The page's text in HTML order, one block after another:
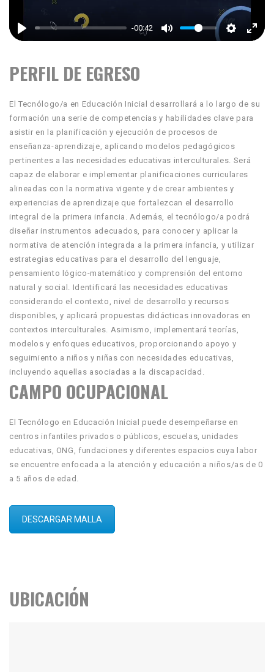
-00:42
PERFIL DE EGRESO
El Tecnólogo/a en Educación Inicial desarrollará a lo largo de su
formación una serie de competencias y habilidades clave para
asistir en la planificación y ejecución de procesos de
enseñanza-aprendizaje, aplicando modelos pedagógicos
pertinentes a las necesidades educativas interculturales. Será
capaz de elaborar e implementar planificaciones curriculares
alineadas con la normativa vigente y de crear ambientes y
experiencias de aprendizaje que fortalezcan el desarrollo
integral de la primera infancia. Además, el tecnólogo/a podrá
diseñar instrumentos adecuados, para conocer y aplicar la
normativa de atención integrada a la primera infancia, y utilizar
estrategias educativas para el desarrollo del lenguaje,
pensamiento lógico-matemático y comprensión del entorno
natural y social. Identificará las necesidades educativas
considerando el contexto, nivel de desarrollo y recursos
disponibles, y aplicará propuestas didácticas innovadoras en
contextos interculturales. Asimismo, implementará teorías,
modelos y enfoques educativos, proporcionando apoyo y
seguimiento a niños y niñas con necesidades educativas,
incluyendo aquellas asociadas a la discapacidad.
CAMPO OCUPACIONAL
El Tecnólogo en Educación Inicial puede desempeñarse en
centros infantiles privados o públicos, escuelas, unidades
educativas, ONG, fundaciones y diferentes espacios cuya labor
se encuentre enfocada a la atención y educación a niños/as de 0
a 5 años de edad.
DESCARGAR MALLA
UBICACIÓN